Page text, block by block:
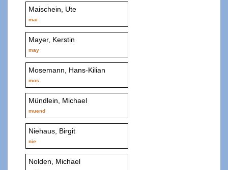
Maischein, Ute
mai
Mayer, Kerstin
may
Mosemann, Hans-Kilian
mos
Mündlein, Michael
muend
Niehaus, Birgit
nie
Nolden, Michael